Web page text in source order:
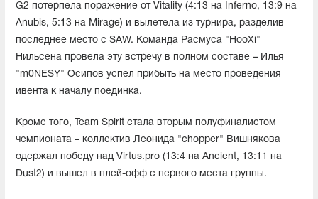
G2 потерпела поражение от Vitality (4:13 на Inferno, 13:9 на
Anubis, 5:13 на Mirage) и вылетела из турнира, разделив
последнее место с SAW. Команда Расмуса "HooXi"
Нильсена провела эту встречу в полном составе – Илья
"m0NESY" Осипов успел прибыть на место проведения
ивента к началу поединка.
Кроме того, Team Spirit стала вторым полуфиналистом
чемпионата – коллектив Леонида "chopper" Вишнякова
одержал победу над Virtus.pro (13:4 на Ancient, 13:11 на
Dust2) и вышел в плей-офф с первого места группы.